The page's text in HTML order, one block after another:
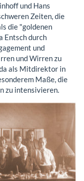
und Hans
Zeiten, die
die "goldenen
Entsch durch
und
und Wirren zu
als Mitdirektor in
Maße, die
zu intensivieren.